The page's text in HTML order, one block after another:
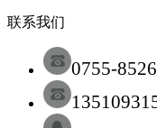
联系我们
0755-